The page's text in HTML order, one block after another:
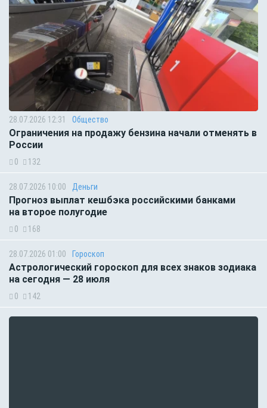
28.07.2026 12:31 Общество
Ограничения на продажу бензина начали отменять в
России
0 132
28.07.2026 10:00 Деньги
Прогноз выплат кешбэка российскими банками
на второе полугодие
0 168
28.07.2026 01:00 Гороскоп
Астрологический гороскоп для всех знаков зодиака
на сегодня — 28 июля
0 142